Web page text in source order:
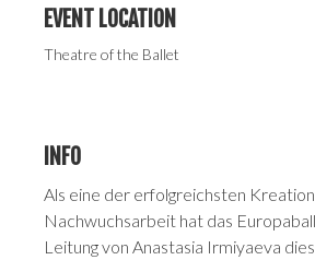
EVENT LOCATION
Theatre of the Ballet
INFO
Als eine der erfolgreichsten
Nachwuchsarbeit hat das
Leitung von Anastasia Irmiyaeva